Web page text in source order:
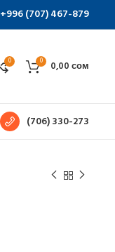
+996 (707) 467-879
0 0 0,00сом
(706) 330-273